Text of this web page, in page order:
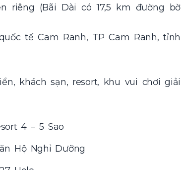
riêng (Bãi Dài có 17,5 km đường bờ
tế Cam Ranh, TP Cam Ranh, tỉnh
khách sạn, resort, khu vui chơi giải
4 – 5 Sao
Hộ Nghỉ Dưỡng